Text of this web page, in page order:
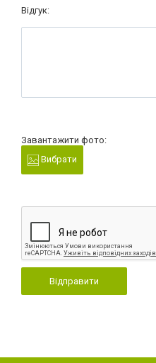
Відгук:
Завантажити фото:
Вибрати
Відправити